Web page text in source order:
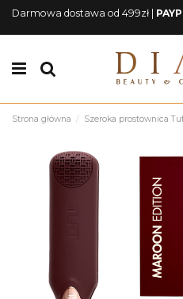
Darmowa dostawa od 499zł |
Strona główna Szeroka prostownica